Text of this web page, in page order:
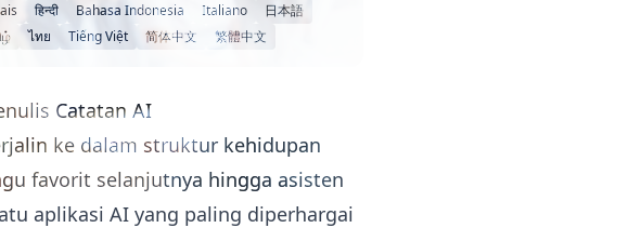
हिन्दी Bahasa Indonesia Italiano
日本語
ไทย Tiếng Việt 简体中文 繁體中文
Catatan AI
ke dalam struktur kehidupan
favorit selanjutnya hingga asisten
aplikasi AI yang paling diperhargai